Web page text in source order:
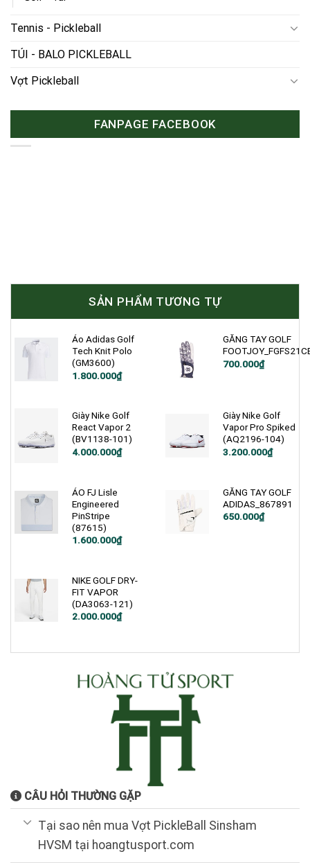
Tennis - Pickleball
TÚI - BALO PICKLEBALL
Vợt Pickleball
FANPAGE FACEBOOK
SẢN PHẨM TƯƠNG TỰ
Áo Adidas Golf
Tech Knit Polo
(GM3600)
1.800.000₫
GĂNG TAY GOLF
700.000₫
Giày Nike Golf
React Vapor 2
(BV1138-101)
Giá
4.000.000₫
Giá
4.000.000₫.
Giày Nike Golf
Vapor Pro Spiked
(AQ2196-104)
Giá
3.200.000₫
Giá
3.200.000₫.
ÁO FJ Lisle
Engineered
PinStripe
(87615)
1.600.000₫
GĂNG TAY GOLF
ADIDAS_867891
650.000₫
NIKE GOLF DRY-
FIT VAPOR
(DA3063-121)
Giá
2.000.000₫
Giá
2.000.000₫.
CÂU HỎI THƯỜNG GẶP
Tại sao nên mua Vợt PickleBall Sinsham
HVSM tại hoangtusport.com